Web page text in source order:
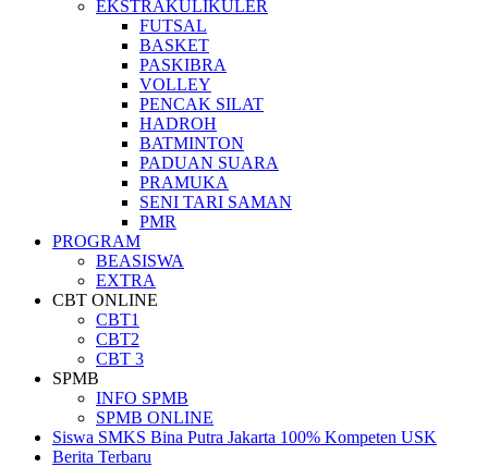
EKSTRAKULIKULER
FUTSAL
BASKET
PASKIBRA
VOLLEY
PENCAK SILAT
HADROH
BATMINTON
PADUAN SUARA
PRAMUKA
SENI TARI SAMAN
PMR
PROGRAM
BEASISWA
EXTRA
CBT ONLINE
CBT1
CBT2
CBT 3
SPMB
INFO SPMB
SPMB ONLINE
Siswa SMKS Bina Putra Jakarta 100% Kompeten USK
Berita Terbaru